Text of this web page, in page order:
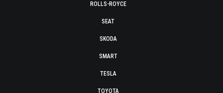
ROLLS-ROYCE
SEAT
SKODA
SMART
TESLA
TOYOTA